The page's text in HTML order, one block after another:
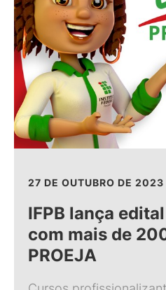
27 DE OUTUBRO DE 2023
IFPB lança
com mais de
PROEJA